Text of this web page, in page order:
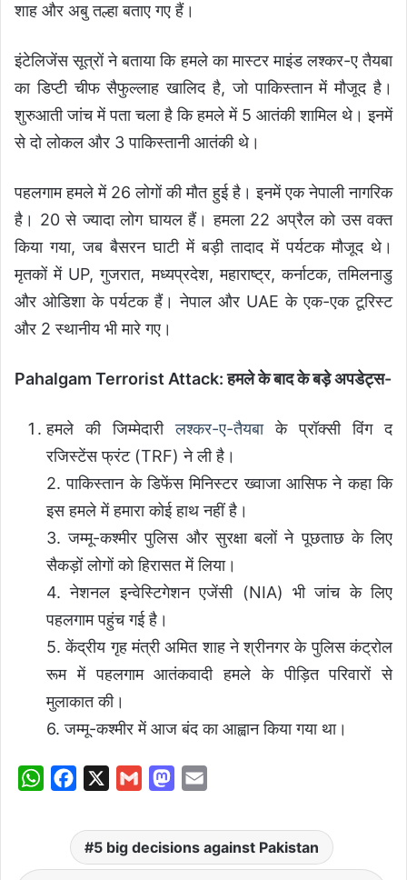
शाह और अबु तल्हा बताए गए हैं।
इंटेलिजेंस सूत्रों ने बताया कि हमले का मास्टर माइंड लश्कर-ए तैयबा
का डिप्टी चीफ सैफुल्लाह खालिद है, जो पाकिस्तान में मौजूद है।
शुरुआती जांच में पता चला है कि हमले में 5 आतंकी शामिल थे। इनमें
से दो लोकल और 3 पाकिस्तानी आतंकी थे।
पहलगाम हमले में 26 लोगों की मौत हुई है। इनमें एक नेपाली नागरिक
है। 20 से ज्यादा लोग घायल हैं। हमला 22 अप्रैल को उस वक्त
किया गया, जब बैसरन घाटी में बड़ी तादाद में पर्यटक मौजूद थे।
मृतकों में UP, गुजरात, मध्यप्रदेश, महाराष्ट्र, कर्नाटक, तमिलनाडु
और ओडिशा के पर्यटक हैं। नेपाल और UAE के एक-एक टूरिस्ट
और 2 स्थानीय भी मारे गए।
Pahalgam Terrorist Attack: हमले के बाद के बड़े अपडेट्स-
हमले की जिम्मेदारीलश्कर-ए-तैयबाके प्रॉक्सी विंग द
रजिस्टेंस फ्रंट (TRF) ने ली है।
2. पाकिस्तान के डिफेंस मिनिस्टर ख्वाजा आसिफ ने कहा कि
इस हमले में हमारा कोई हाथ नहीं है।
3. जम्मू-कश्मीर पुलिस और सुरक्षा बलों ने पूछताछ के लिए
सैकड़ों लोगों को हिरासत में लिया।
4. नेशनल इन्वेस्टिगेशन एजेंसी (NIA) भी जांच के लिए
पहलगाम पहुंच गई है।
5. केंद्रीय गृह मंत्री अमित शाह ने श्रीनगर के पुलिस कंट्रोल
रूम में पहलगाम आतंकवादी हमले के पीड़ित परिवारों से
मुलाकात की।
6. जम्मू-कश्मीर में आज बंद का आह्वान किया गया था।
W
c
a
i
M
s
t
a
i
5 big decisions against Pakistan